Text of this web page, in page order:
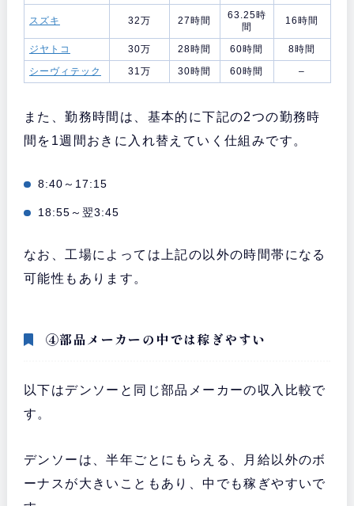
スズキ 32万 27時間
63.25時
間
16時間
ジヤトコ 30万 28時間 60時間
8時間
シーヴィテック
31万 30時間 60時間 –
また、勤務時間は、基本的に下記の2つの勤務時
間を1週間おきに入れ替えていく仕組みです。
8:40～17:15
18:55～翌3:45
なお、工場によっては上記の以外の時間帯になる
可能性もあります。
④部品メーカーの中では稼ぎやすい
以下はデンソーと同じ部品メーカーの収入比較で
す。
デンソーは、半年ごとにもらえる、月給以外のボ
ーナスが大きいこともあり、中でも稼ぎやすいで